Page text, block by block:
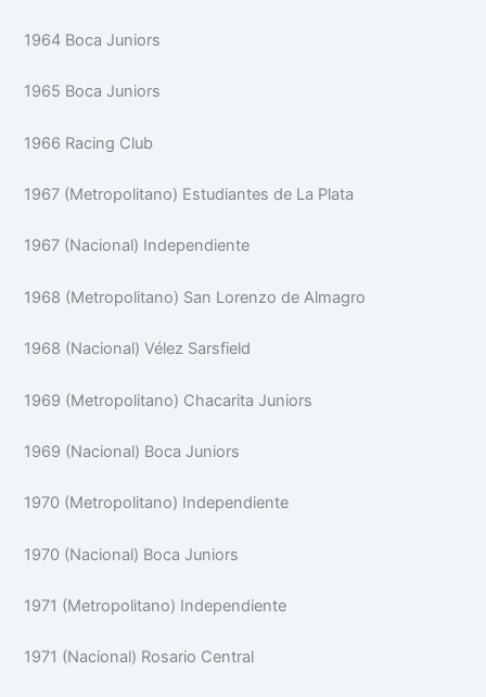
1964 Boca Juniors
1965 Boca Juniors
1966 Racing Club
1967 (Metropolitano) Estudiantes de La Plata
1967 (Nacional) Independiente
1968 (Metropolitano) San Lorenzo de Almagro
1968 (Nacional) Vélez Sarsfield
1969 (Metropolitano) Chacarita Juniors
1969 (Nacional) Boca Juniors
1970 (Metropolitano) Independiente
1970 (Nacional) Boca Juniors
1971 (Metropolitano) Independiente
1971 (Nacional) Rosario Central